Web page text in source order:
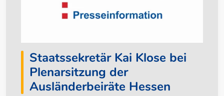
Staatssekretär Kai Klose bei
Plenarsitzung der
Ausländerbeiräte Hessen